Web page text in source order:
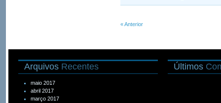
« Anterior
Arquivos Recentes
maio 2017
abril 2017
março 2017
Últimos